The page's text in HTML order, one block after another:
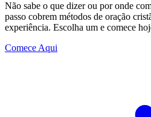
Não sabe o que dizer ou por onde
passo cobrem métodos de oração
experiência. Escolha um e comece
Comece Aqui